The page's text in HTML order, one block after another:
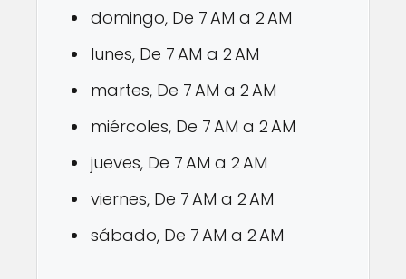
domingo, De 7 AM a 2 AM
lunes, De 7 AM a 2 AM
martes, De 7 AM a 2 AM
miércoles, De 7 AM a 2 AM
jueves, De 7 AM a 2 AM
viernes, De 7 AM a 2 AM
sábado, De 7 AM a 2 AM